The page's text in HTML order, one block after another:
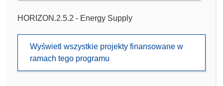
HORIZON.2.5.2 - Energy Supply
Wyświetl wszystkie projekty finansowane w
ramach tego programu